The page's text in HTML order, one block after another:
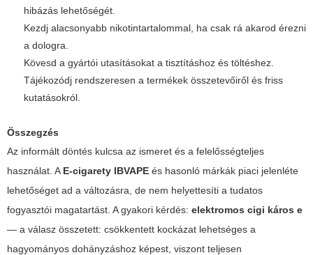
hibázás lehetőségét.
Kezdj alacsonyabb nikotintartalommal, ha csak rá akarod érezni
a dologra.
Kövesd a gyártói utasításokat a tisztításhoz és töltéshez.
Tájékozódj rendszeresen a termékek összetevőiről és friss
kutatásokról.
Összegzés
Az informált döntés kulcsa az ismeret és a felelősségteljes
használat. A E-cigarety IBVAPE és hasonló márkák piaci jelenléte
lehetőséget ad a változásra, de nem helyettesíti a tudatos
fogyasztói magatartást. A gyakori kérdés: elektromos cigi káros e
— a válasz összetett: csökkentett kockázat lehetséges a
hagyományos dohányzáshoz képest, viszont teljesen